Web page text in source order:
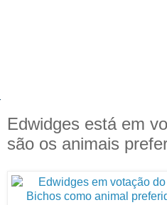
Edwidges está em
são os animais